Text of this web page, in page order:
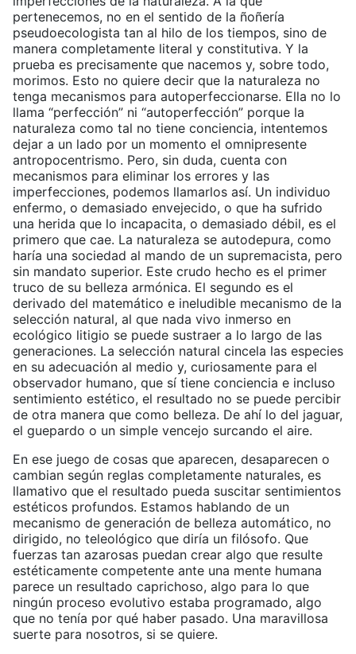
pertenecemos, no en el sentido de la ñoñería
pseudoecologista tan al hilo de los tiempos, sino de
manera completamente literal y constitutiva. Y la
prueba es precisamente que nacemos y, sobre todo,
morimos. Esto no quiere decir que la naturaleza no
tenga mecanismos para autoperfeccionarse. Ella no lo
llama “perfección” ni “autoperfección” porque la
naturaleza como tal no tiene conciencia, intentemos
dejar a un lado por un momento el omnipresente
antropocentrismo. Pero, sin duda, cuenta con
mecanismos para eliminar los errores y las
imperfecciones, podemos llamarlos así. Un individuo
enfermo, o demasiado envejecido, o que ha sufrido
una herida que lo incapacita, o demasiado débil, es el
primero que cae. La naturaleza se autodepura, como
haría una sociedad al mando de un supremacista, pero
sin mandato superior. Este crudo hecho es el primer
truco de su belleza armónica. El segundo es el
derivado del matemático e ineludible mecanismo de la
selección natural, al que nada vivo inmerso en
ecológico litigio se puede sustraer a lo largo de las
generaciones. La selección natural cincela las especies
en su adecuación al medio y, curiosamente para el
observador humano, que sí tiene conciencia e incluso
sentimiento estético, el resultado no se puede percibir
de otra manera que como belleza. De ahí lo del jaguar,
el guepardo o un simple vencejo surcando el aire.
En ese juego de cosas que aparecen, desaparecen o
cambian según reglas completamente naturales, es
llamativo que el resultado pueda suscitar sentimientos
estéticos profundos. Estamos hablando de un
mecanismo de generación de belleza automático, no
dirigido, no teleológico que diría un filósofo. Que
fuerzas tan azarosas puedan crear algo que resulte
estéticamente competente ante una mente humana
parece un resultado caprichoso, algo para lo que
ningún proceso evolutivo estaba programado, algo
que no tenía por qué haber pasado. Una maravillosa
suerte para nosotros, si se quiere.